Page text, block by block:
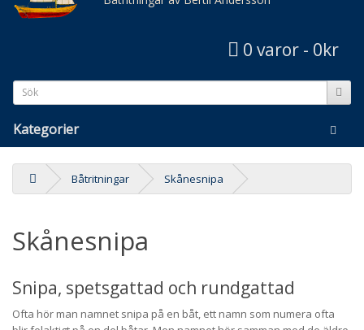
0 varor - 0kr
Kategorier
Båtritningar Skånesnipa
Skånesnipa
Snipa, spetsgattad och rundgattad
Ofta hör man namnet snipa på en båt, ett namn som numera ofta